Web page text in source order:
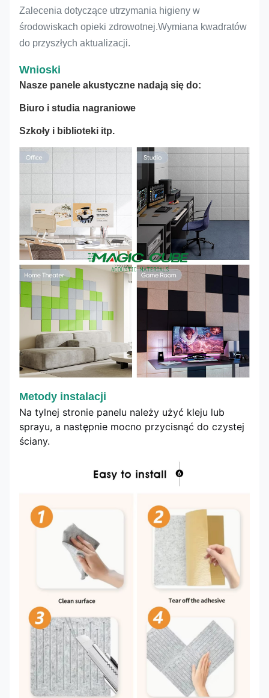
Zalecenia dotyczące utrzymania higieny w
środowiskach opieki zdrowotnej.Wymiana kwadratów
do przyszłych aktualizacji.
Wnioski
Nasze panele akustyczne nadają się do:
Biuro i studia nagraniowe
Szkoły i biblioteki itp.
Metody instalacji
Na tylnej stronie panelu należy użyć kleju lub
sprayu, a następnie mocno przycisnąć do czystej
ściany.